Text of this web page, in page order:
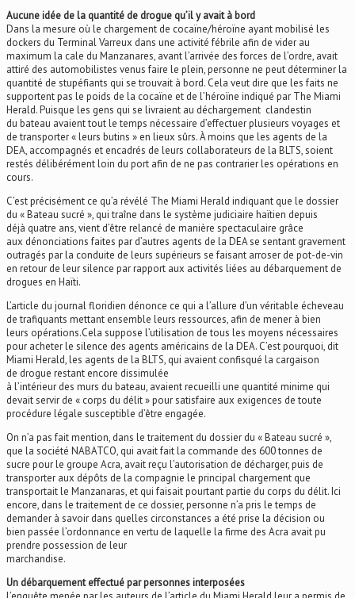
Aucune idée de la quantité de drogue qu’il y avait à bord
Dans la mesure où le chargement de cocaïne/héroïne ayant mobilisé les
dockers du Terminal Varreux dans une activité fébrile afin de vider au
maximum la cale du Manzanares, avant l’arrivée des forces de l’ordre, avait
attiré des automobilistes venus faire le plein, personne ne peut déterminer la
quantité de stupéfiants qui se trouvait à bord. Cela veut dire que les faits ne
supportent pas le poids de la cocaïne et de l’héroïne indiqué par The Miami
Herald. Puisque les gens qui se livraient au déchargement clandestin
du bateau avaient tout le temps nécessaire d’effectuer plusieurs voyages et
de transporter « leurs butins » en lieux sûrs. À moins que les agents de la
DEA, accompagnés et encadrés de leurs collaborateurs de la BLTS, soient
restés délibérément loin du port afin de ne pas contrarier les opérations en
cours.
C’est précisément ce qu’a révélé The Miami Herald indiquant que le dossier
du « Bateau sucré », qui traîne dans le système judiciaire haïtien depuis
déjà quatre ans, vient d’être relancé de manière spectaculaire grâce
aux dénonciations faites par d’autres agents de la DEA se sentant gravement
outragés par la conduite de leurs supérieurs se faisant arroser de pot-de-vin
en retour de leur silence par rapport aux activités liées au débarquement de
drogues en Haïti.
L’article du journal floridien dénonce ce qui a l’allure d’un véritable écheveau
de trafiquants mettant ensemble leurs ressources, afin de mener à bien
leurs opérations.Cela suppose l’utilisation de tous les moyens nécessaires
pour acheter le silence des agents américains de la DEA. C’est pourquoi, dit
Miami Herald, les agents de la BLTS, qui avaient confisqué la cargaison
de drogue restant encore dissimulée
à l’intérieur des murs du bateau, avaient recueilli une quantité minime qui
devait servir de « corps du délit » pour satisfaire aux exigences de toute
procédure légale susceptible d’être engagée.
On n’a pas fait mention, dans le traitement du dossier du « Bateau sucré »,
que la société NABATCO, qui avait fait la commande des 600 tonnes de
sucre pour le groupe Acra, avait reçu l’autorisation de décharger, puis de
transporter aux dépôts de la compagnie le principal chargement que
transportait le Manzanaras, et qui faisait pourtant partie du corps du délit. Ici
encore, dans le traitement de ce dossier, personne n’a pris le temps de
demander à savoir dans quelles circonstances a été prise la décision ou
bien passée l’ordonnance en vertu de laquelle la firme des Acra avait pu
prendre possession de leur
marchandise.
Un débarquement effectué par personnes interposées